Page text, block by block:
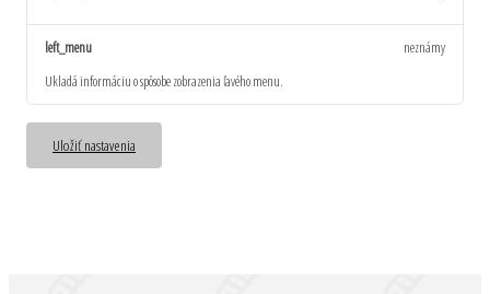
left_menu
Ukladá informáciu o spôsobe zobrazenia ľavého menu.
neznámy
Uložiť nastavenia